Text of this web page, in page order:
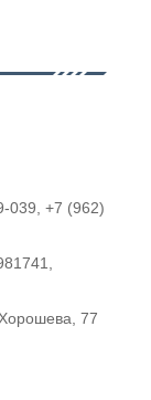
039, +7 (962)
77